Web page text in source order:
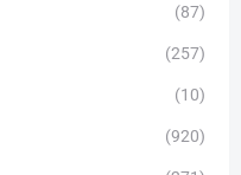
(87)
(257)
(10)
(920)